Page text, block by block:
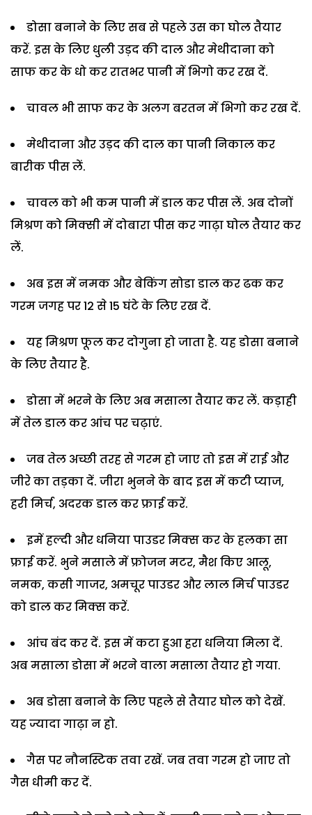
डोसा बनाने के लिए सब से पहले उस का घोल तैयार
करें. इस के लिए धुली उड़द की दाल और मेथीदाना को
साफ कर के धो कर रातभर पानी में भिगो कर रख दें.
चावल भी साफ कर के अलग बरतन में भिगो कर रख दें.
मेथीदाना और उड़द की दाल का पानी निकाल कर
बारीक पीस लें.
चावल को भी कम पानी में डाल कर पीस लें. अब दोनों
मिश्रण को मिक्सी में दोबारा पीस कर गाढ़ा घोल तैयार कर
लें.
अब इस में नमक और बेकिंग सोडा डाल कर ढक कर
गरम जगह पर 12 से 15 घंटे के लिए रख दें.
यह मिश्रण फूल कर दोगुना हो जाता है. यह डोसा बनाने
के लिए तैयार है.
डोसा में भरने के लिए अब मसाला तैयार कर लें. कड़ाही
में तेल डाल कर आंच पर चढ़ाएं.
जब तेल अच्छी तरह से गरम हो जाए तो इस में राई और
जीरे का तड़का दें. जीरा भुनने के बाद इस में कटी प्याज,
हरी मिर्च, अदरक डाल कर फ्राई करें.
इमें हल्दी और धनिया पाउडर मिक्स कर के हलका सा
फ्राई करें. भुने मसाले में फ्रोजन मटर, मैश किए आलू,
नमक, कसी गाजर, अमचूर पाउडर और लाल मिर्च पाउडर
को डाल कर मिक्स करें.
आंच बंद कर दें. इस में कटा हुआ हरा धनिया मिला दें.
अब मसाला डोसा में भरने वाला मसाला तैयार हो गया.
अब डोसा बनाने के लिए पहले से तैयार घोल को देखें.
यह ज्यादा गाढ़ा न हो.
गैस पर नौनस्टिक तवा रखें. जब तवा गरम हो जाए तो
गैस धीमी कर दें.